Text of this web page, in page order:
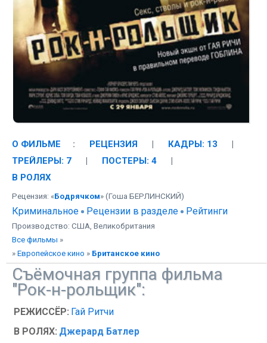
О ФИЛЬМЕ : РЕЦЕНЗИЯ | КАДРЫ: 13
|
ТРЕЙЛЕРЫ: 7
| ПОСТЕРЫ: 4
|
В РОЛЯХ
Рецензия: «Бодрячком» (Гоша БЕРЛИНСКИЙ)
Криминальное Рецензии в разделе Рейтинги
Производство: США, Великобритания
Все фильмы »
» Европейское кино » Британское кино
Съёмочная группа фильма
"Рок-н-рольщик":
РЕЖИССЁР: Гай Ритчи
В РОЛЯХ: Джерард Батлер